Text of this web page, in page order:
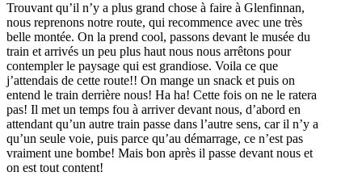
Trouvant qu’il n’y a plus grand chose à faire à Glenfinnan,
nous reprenons notre route, qui recommence avec une très
belle montée. On la prend cool, passons devant le musée du
train et arrivés un peu plus haut nous nous arrêtons pour
contempler le paysage qui est grandiose. Voila ce que
j’attendais de cette route!! On mange un snack et puis on
entend le train derrière nous! Ha ha! Cette fois on ne le ratera
pas! Il met un temps fou à arriver devant nous, d’abord en
attendant qu’un autre train passe dans l’autre sens, car il n’y a
qu’un seule voie, puis parce qu’au démarrage, ce n’est pas
vraiment une bombe! Mais bon après il passe devant nous et
on est tout content!